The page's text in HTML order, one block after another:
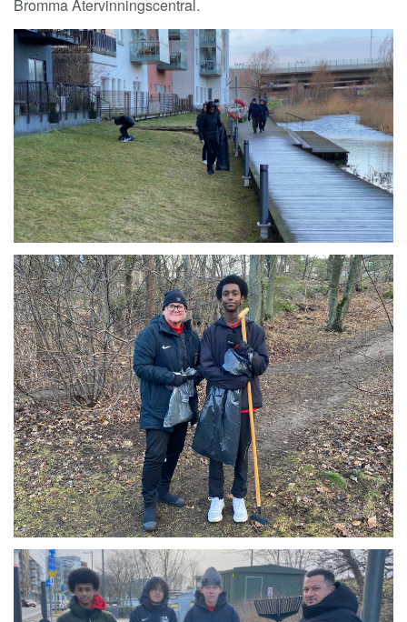
Bromma Återvinningscentral.